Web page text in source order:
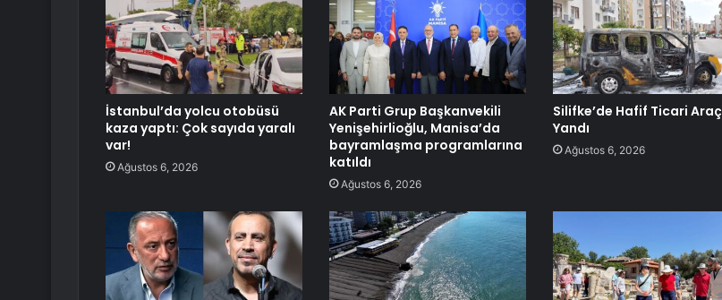
İstanbul’da yolcu otobüsü
kaza yaptı: Çok sayıda yaralı
var!
Ağustos 6, 2026
AK Parti Grup Başkanvekili
Yenişehirlioğlu, Manisa’da
bayramlaşma programlarına
katıldı
Ağustos 6, 2026
Silifke’de Hafif Ticari Araç
Yandı
Ağustos 6, 2026